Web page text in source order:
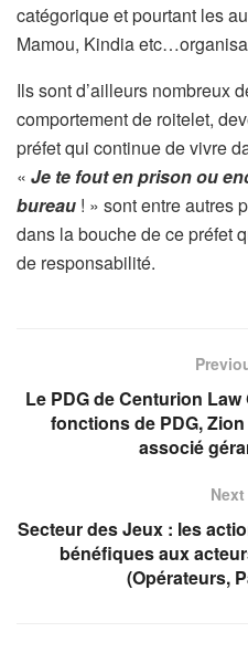
catégorique et pourtant les
Mamou, Kindia
Ils sont d’ailleurs nombreux
comportement de roitelet,
préfet qui continue de vivre
« Je te fout en prison ou
bureau ! » sont entre autres
dans la bouche de ce préfet
de responsabilité.
Le PDG de Centurion
fonctions de PDG,
associé
Secteur des Jeux : les
bénéfiques aux
(Opérateurs,